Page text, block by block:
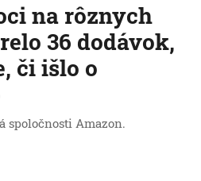
na rôznych
36 dodávok,
či išlo o
spoločnosti Amazon.